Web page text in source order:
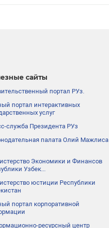
сайты
портал РУз.
портал интерактивных
услуг
служба Президента РУз
палата Олий Мажлиса
Экономики и Финансов
Узбек...
юстиции Республики
портал корпоративной
ресурсный центр